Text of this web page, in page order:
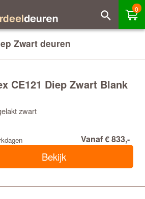
0
Zwart deuren
CE121 Diep Zwart Blank
zwart
Vanaf € 833,-
Bekijk